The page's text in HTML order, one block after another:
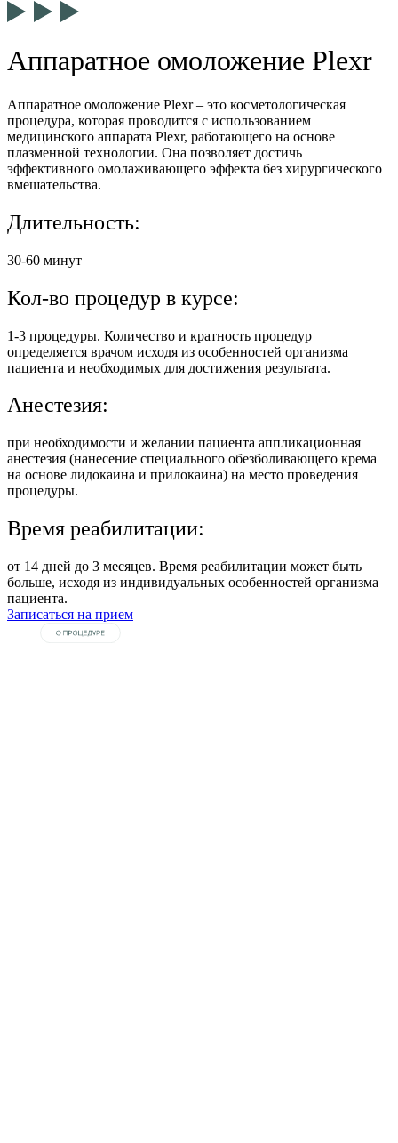
Аппаратное омоложение Plexr
Аппаратное омоложение Plexr – это косметологическая
процедура, которая проводится с использованием
медицинского аппарата Plexr, работающего на основе
плазменной технологии. Она позволяет достичь
эффективного омолаживающего эффекта без хирургического
вмешательства.
Длительность:
30-60 минут
Кол-во процедур в курсе:
1-3 процедуры. Количество и кратность процедур
определяется врачом исходя из особенностей организма
пациента и необходимых для достижения результата.
Анестезия:
при необходимости и желании пациента аппликационная
анестезия (нанесение специального обезболивающего крема
на основе лидокаина и прилокаина) на место проведения
процедуры.
Время реабилитации:
от 14 дней до 3 месяцев. Время реабилитации может быть
больше, исходя из индивидуальных особенностей организма
пациента.
Записаться на прием